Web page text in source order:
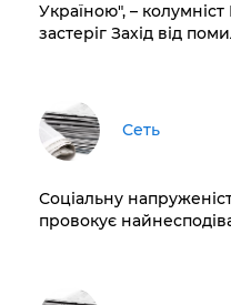
Україною", –
застеріг Захід від
Сеть
Соціальну
провокує